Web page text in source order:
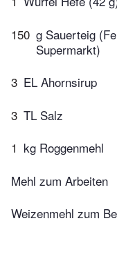
150 g Sauerteig
Supermarkt)
3 EL Ahornsirup
3 TL Salz
1 kg Roggenmehl
Mehl zum Arbeiten
Weizenmehl zum